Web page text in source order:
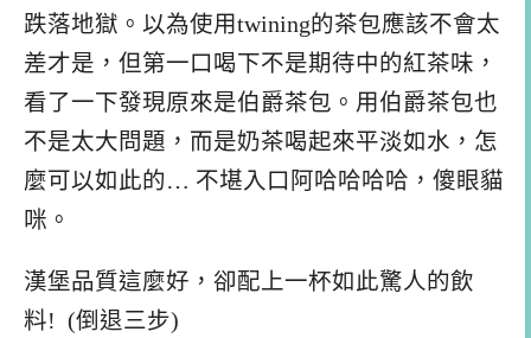
跌落地獄。以為使用twining的茶包應該不會太
差才是，但第一口喝下不是期待中的紅茶味，
看了一下發現原來是伯爵茶包。用伯爵茶包也
不是太大問題，而是奶茶喝起來平淡如水，怎
麼可以如此的… 不堪入口阿哈哈哈哈，傻眼貓
咪。
漢堡品質這麼好，卻配上一杯如此驚人的飲
料! (倒退三步)